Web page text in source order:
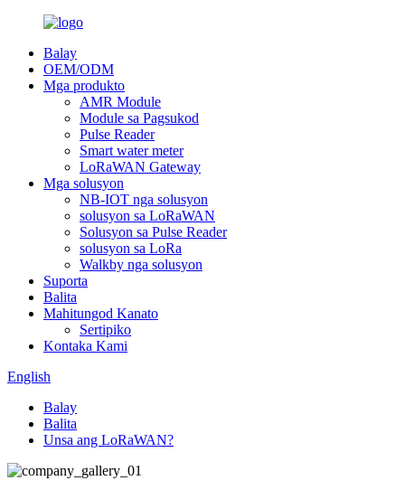
Balay
OEM/ODM
Mga produkto
AMR Module
Module sa Pagsukod
Pulse Reader
Smart water meter
LoRaWAN Gateway
Mga solusyon
NB-IOT nga solusyon
solusyon sa LoRaWAN
Solusyon sa Pulse Reader
solusyon sa LoRa
Walkby nga solusyon
Suporta
Balita
Mahitungod Kanato
Sertipiko
Kontaka Kami
English
Balay
Balita
Unsa ang LoRaWAN?